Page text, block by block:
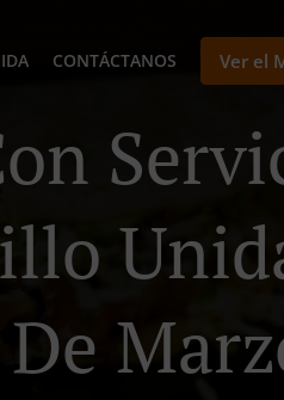
CONTÁCTANOS Ver el